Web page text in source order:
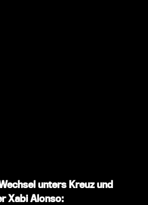
unters Kreuz und
Xabi Alonso: